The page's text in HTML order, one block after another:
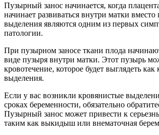
Пузырный занос начинается, когда
начинает развиваться внутри матки
выделения являются одним из первых
патологии.
При пузырном заносе ткани плода
виде пузыря внутри матки. Этот пузырь
кровотечение, которое будет выглядеть
выделения.
Если у вас возникли кровянистые
сроках беременности, обязательно
Пузырный занос может привести к
таким как выкидыш или внематочная